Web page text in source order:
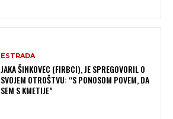
ESTRADA
JAKA ŠINKOVEC (FIRBCI), JE SPREGOVORIL O
SVOJEM OTROŠTVU: “S PONOSOM POVEM, DA
SEM S KMETIJE”